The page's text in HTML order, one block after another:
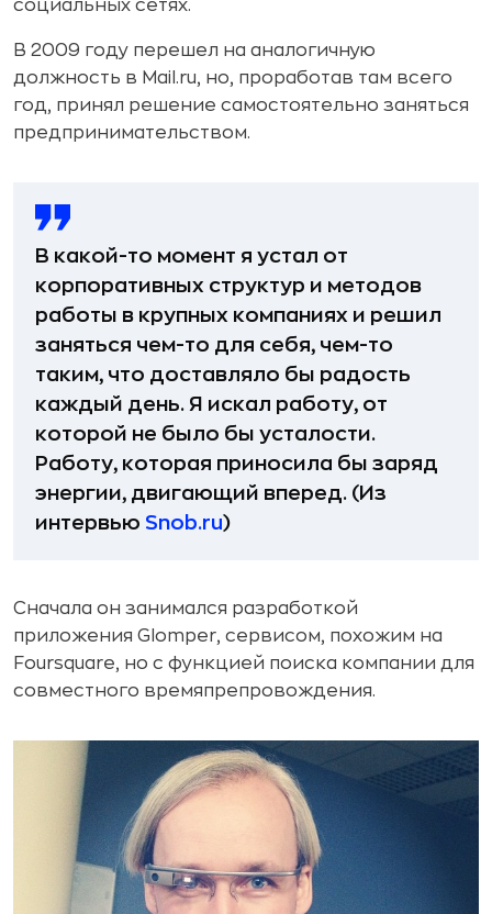
социальных сетях.
В 2009 году перешел на аналогичную
должность в Mail.ru, но, проработав там всего
год, принял решение самостоятельно заняться
предпринимательством.
В какой-то момент я устал от
корпоративных структур и методов
работы в крупных компаниях и решил
заняться чем-то для себя, чем-то
таким, что доставляло бы радость
каждый день. Я искал работу, от
которой не было бы усталости.
Работу, которая приносила бы заряд
энергии, двигающий вперед. (Из
интервью Snob.ru)
Сначала он занимался разработкой
приложения Glomper, сервисом, похожим на
Foursquare, но с функцией поиска компании для
совместного времяпрепровождения.